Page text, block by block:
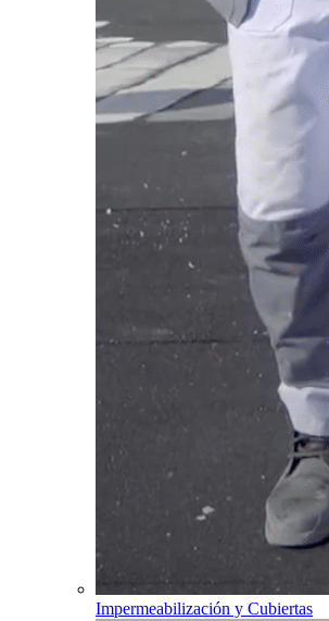
Impermeabilización y Cubiertas